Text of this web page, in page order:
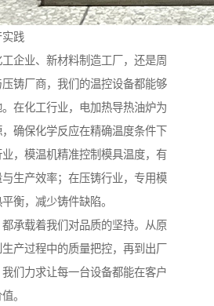
实践
企业、新材料制造工厂，还是周
铸厂商，我们的温控设备都能够
在化工行业，电加热导热油炉为
确保化学反应在精确温度条件下
，模温机精准控制模具温度，有
生产效率；在压铸行业，专用模
衡，减少铸件缺陷。
承载着我们对品质的坚持。从原
产过程中的质量把控，再到出厂
们力求让每一台设备都能在客户
。